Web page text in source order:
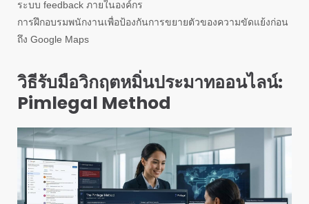
ระบบ feedback ภายในองค์กร
การฝึกอบรมพนักงานเพื่อป้องกันการขยายตัวของความขัดแย้งก่อน
ถึง Google Maps
วิธีรับมือวิกฤตหมิ่นประมาทออนไลน์:
Pimlegal Method